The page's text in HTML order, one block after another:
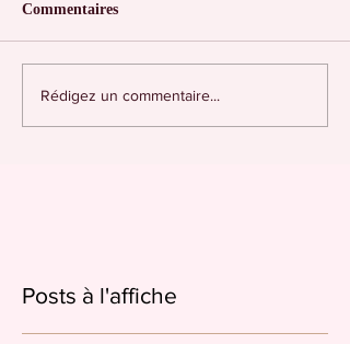
Commentaires
Rédigez un commentaire...
Posts à l'affiche